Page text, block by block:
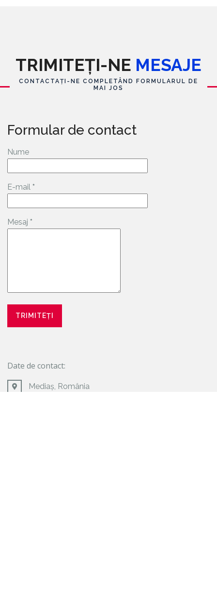
TRIMITEȚI-NE MESAJE
CONTACTAȚI-NE COMPLETÂND FORMULARUL DE
MAI JOS
Formular de contact
Nume
E-mail *
Mesaj *
Date de contact:
Mediaș, România